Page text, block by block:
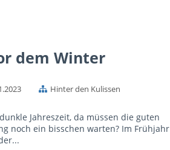
dem Winter
Hinter den Kulissen
Jahreszeit, da müssen die guten
noch ein bisschen warten? Im Frühjahr